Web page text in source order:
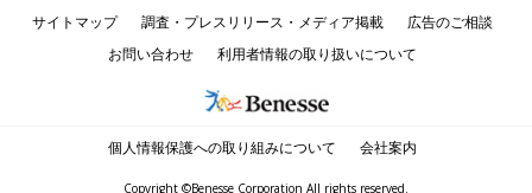
サイトマップ
調査・プレスリリース・メディア掲載
広告のご相談
お問い合わせ
利用者情報の取り扱いについて
個人情報保護への取り組みについて 会社案内
Copyright ©Benesse Corporation All rights reserved.